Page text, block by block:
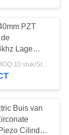
PZT
Lage
Beschikbare
negotiable MOQ:10 stuk/Stukken
Buis van
Cilinder